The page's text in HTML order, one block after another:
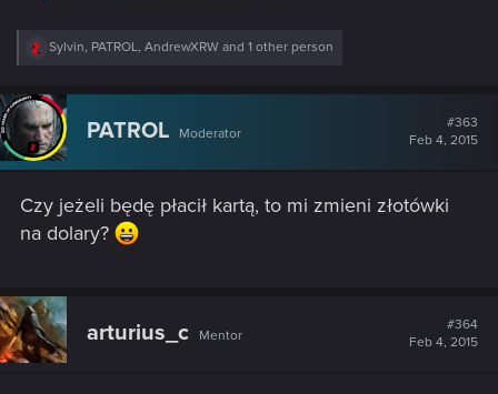
R
c
t
i
o
n
:
Sylvin, PATROL, AndrewXRW and 1 other person
PATROL Moderator
#363
Feb 4, 2015
Czy jeżeli będę płacił kartą, to mi zmieni złotówki
na dolary?
arturius_c Mentor
#364
Feb 4, 2015